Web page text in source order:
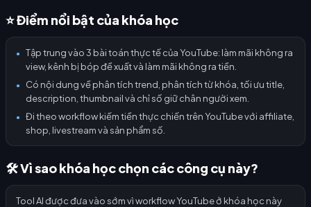
⭐ Điểm nổi bật của khóa học
●
Tập trung vào 3 bài toán thực tế của YouTube: làm mãi không ra
view, kênh bị bóp đề xuất và làm mãi không ra tiền.
●
Có nội dung về phân tích trend, phân tích từ khóa, tối ưu title,
description, thumbnail và chỉ số giữ chân người xem.
●
Đi theo workflow kiếm tiền thực chiến trên YouTube với affiliate,
shop, livestream và sản phẩm số.
🛠️ Vì sao khóa học chọn các công cụ này?
Tool AI được đưa vào sớm vì workflow YouTube ở khóa học này